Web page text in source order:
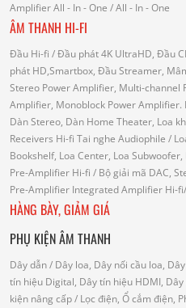
AmplifierAll - In - One / All - In - One
ÂM THANH HI-FI
Đầu Hi-fi / Đầu phát 4K UltraHD, Đầu
phát HD,Smartbox, Đầu Streamer,
Stereo Power Amplifier, Multi-channel
Amplifier, Monoblock Power Amplifier.
Dàn Stereo, Dàn Home Theater, Loa
Receivers Hi-fi Tai nghe Audiophile /
Bookshelf, Loa Center, Loa
Pre-Amplifier Hi-fi / Bộ giải mã DAC,
Pre-Amplifier Integrated Amplifier Hi-fi
HÀNG BÀY, GIẢM GIÁ
PHỤ KIỆN ÂM THANH
Dây dẫn/ Dây loa, Dây nối cầu loa,
tín hiệu Digital, Dây tín hiệu HDMI,
kiện nâng cấp/ Lọc điện, Ổ cắm điện,